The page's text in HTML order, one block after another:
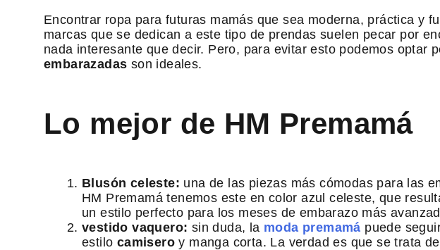
Encontrar ropa para futuras mamás que sea moderna, práctica y
marcas que se dedican a este tipo de prendas suelen pecar por
nada interesante que decir. Pero, para evitar esto podemos optar
embarazadas son ideales.
Lo mejor de HM Premamá
Blusón celeste: una de las piezas más cómodas para las
HM Premamá tenemos este en color azul celeste, que
un estilo perfecto para los meses de embarazo más
vestido vaquero: sin duda, la moda premamá puede
estilo camiseroy manga corta. La verdad es que se trata